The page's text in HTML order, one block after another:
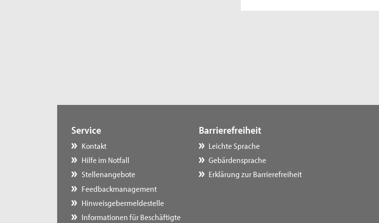
Service
Kontakt
Hilfe im Notfall
Stellenangebote
Feedbackmanagement
Hinweisgebermeldestelle
Informationen für Beschäftigte
Barrierefreiheit
Leichte Sprache
Gebärdensprache
Erklärung zur Barrierefreiheit